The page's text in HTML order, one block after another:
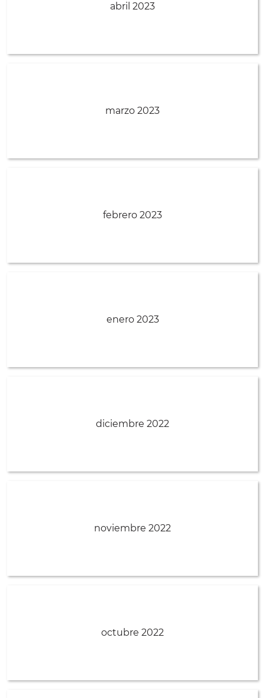
abril 2023
marzo 2023
febrero 2023
enero 2023
diciembre 2022
noviembre 2022
octubre 2022